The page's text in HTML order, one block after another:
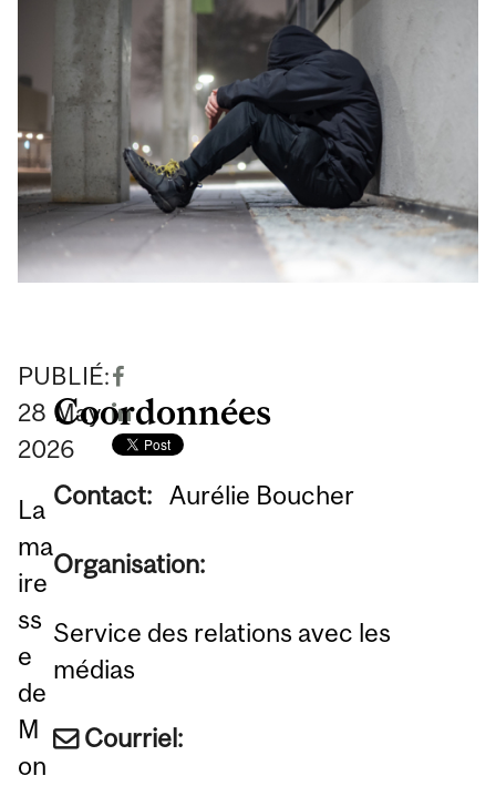
PUBLIÉ:
28 May
2026
La
ma
ire
ss
e
de
M
on
Coordonnées
Contact: Aurélie Boucher
Organisation:
Service des relations avec les
médias
Courriel: